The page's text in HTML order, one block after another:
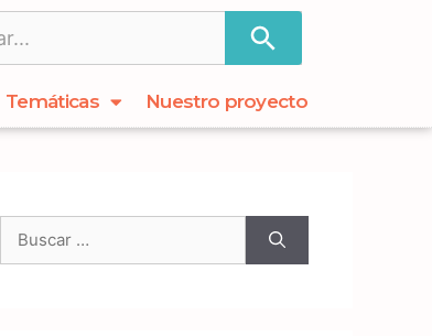
Temáticas Nuestro proyecto